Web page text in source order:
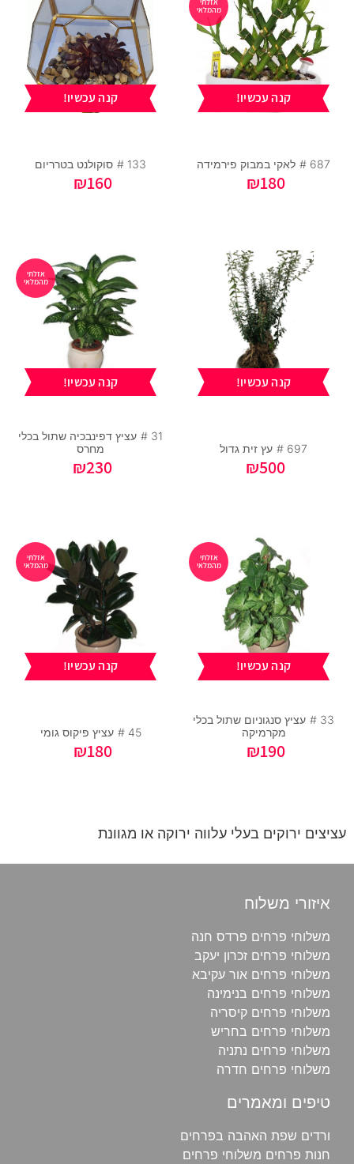
מהמלאי
687 # לאקי במבוק פירמידה
₪180
קנה עכשיו!
133 # סוקולנט בטרריום
₪160
קנה עכשיו!
697 # עץ זית גדול
₪500
קנה עכשיו!
אזלתי
מהמלאי
31 #
עציץ דפינבכיה שתול בכלי
מחרס
₪230
קנה עכשיו!
אזלתי
מהמלאי
33 #
עציץ סנגוניום שתול בכלי
מקרמיקה
₪190
קנה עכשיו!
אזלתי
מהמלאי
45 # עציץ פיקוס גומי
₪180
קנה עכשיו!
עציצים ירוקים בעלי עלווה ירוקה או מגוונת
איזורי משלוח
משלוחי פרחים פרדס חנה
משלוחי פרחים זכרון יעקב
משלוחי פרחים אור עקיבא
משלוחי פרחים בנימינה
משלוחי פרחים קיסריה
משלוחי פרחים בחריש
משלוחי פרחים נתניה
משלוחי פרחים חדרה
טיפים ומאמרים
ורדים שפת האהבה בפרחים
חנות פרחים משלוחי פרחים